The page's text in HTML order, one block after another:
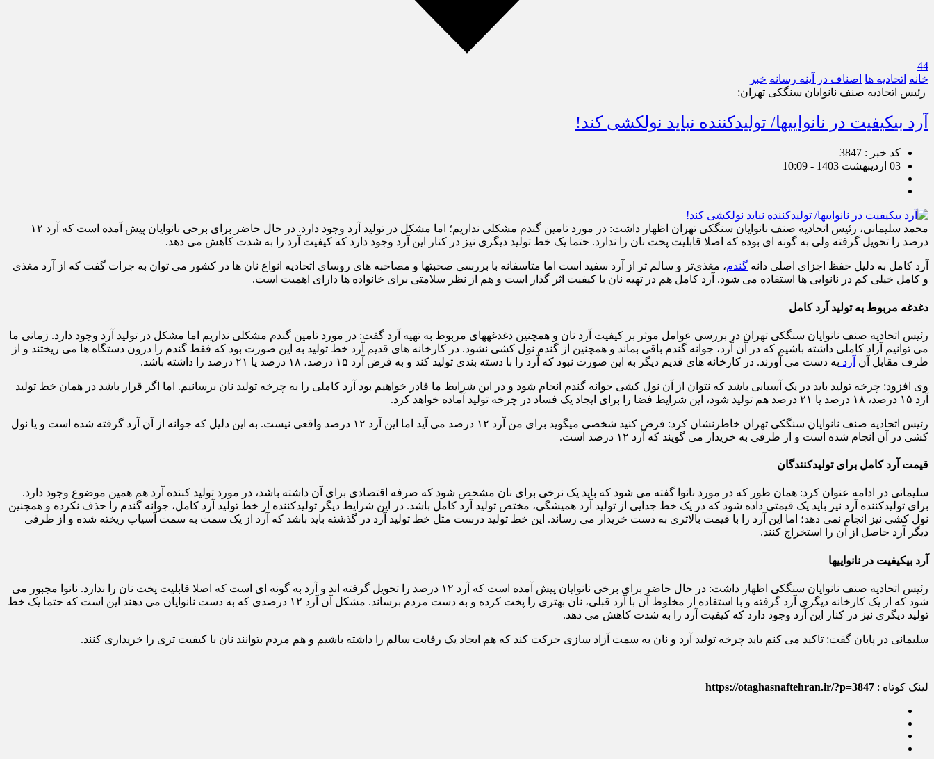
44
خانه اتحادیه ها اصناف در آینه رسانه خبر
رئیس اتحادیه صنف نانوایان سنگکی تهران:
آرد بی‎کیفیت در نانوایی‎ها/ تولیدکننده نباید نول‎کشی کند!
کد خبر : 3847
03 اردیبهشت 1403 - 10:09
محمد سلیمانی، رئیس اتحادیه صنف نانوایان سنگکی تهران اظهار داشت: در مورد تامین گندم مشکلی نداریم؛ اما مشکل در تولید آرد وجود دارد. در حال حاضر برای برخی نانوایان پیش آمده است که آرد ۱۲
درصد را تحویل گرفته ولی به گونه ای بوده که اصلا قابلیت پخت نان را ندارد. حتما یک خط تولید دیگری نیز در کنار این آرد وجود دارد که کیفیت آرد را به شدت کاهش می دهد.
آرد کامل به دلیل حفظ اجزای اصلی دانه گندم
، مغذی‌تر و سالم ‌تر از آرد سفید است اما متاسفانه با بررسی صحبت‎ها و مصاحبه های روسای اتحادیه انواع نان ها در کشور می توان به جرات گفت که از آرد مغذی
و کامل خیلی کم در نانوایی ها استفاده می شود. آرد کامل هم در تهیه نان با کیفیت اثر گذار است و هم از نظر سلامتی برای خانواده ها دارای اهمیت است.
دغدغه مربوط به تولید آرد کامل
رئیس اتحادیه صنف نانوایان سنگکی تهران در بررسی عوامل موثر بر کیفیت آرد نان و همچنین دغدغه‎های مربوط به تهیه آرد گفت: در مورد تامین گندم مشکلی نداریم اما مشکل در تولید آرد وجود دارد. زمانی ما
می توانیم آراد کاملی داشته باشیم که در آن آرد، جوانه گندم باقی بماند و همچنین از گندم نول کشی نشود. در کارخانه های قدیم آرد خط تولید به این صورت بود که فقط گندم را درون دستگاه ها می ریختند و از
طرف مقابل آن آرد به دست می آورند. در کارخانه های قدیم دیگر به این صورت نبود که آرد را با دسته بندی تولید کند و به فرض آرد ۱۵ درصد، ۱۸ درصد یا ۲۱ درصد را داشته باشد.
وی افزود: چرخه تولید باید در یک آسیابی باشد که نتوان از آن نول کشی جوانه گندم انجام شود و در این شرایط ما قادر خواهیم بود آرد کاملی را به چرخه تولید نان برسانیم. اما اگر قرار باشد در همان خط تولید
آرد ۱۵ درصد، ۱۸ درصد یا ۲۱ درصد هم تولید شود، این شرایط فضا را برای ایجاد یک فساد در چرخه تولید آماده خواهد کرد.
رئیس اتحادیه صنف نانوایان سنگکی تهران خاطرنشان کرد: فرض کنید شخصی می‎گوید برای من آرد ۱۲ درصد می آید اما این آرد ۱۲ درصد واقعی نیست. به این دلیل که جوانه از آن آرد گرفته شده است و یا نول
کشی در آن انجام شده است و از طرفی به خریدار می گویند که آرد ۱۲ درصد است.
قیمت آرد کامل برای تولیدکنندگان
سلیمانی در ادامه عنوان کرد: همان طور که در مورد نانوا گفته می شود که باید یک نرخی برای نان مشخص شود که صرفه اقتصادی برای آن داشته باشد، در مورد تولید کننده آرد هم همین موضوع وجود دارد.
برای تولیدکننده آرد نیز باید یک قیمتی داده شود که در یک خط جدایی از تولید آرد همیشگی، مختص تولید آرد کامل باشد. در این شرایط دیگر تولیدکننده از خط تولید آرد کامل، جوانه گندم را حذف نکرده و همچنین
نول کشی نیز انجام نمی دهد؛ اما این آرد را با قیمت بالاتری به دست خریدار می رساند. این خط تولید درست مثل خط تولید آرد در گذشته باید باشد که آرد از یک سمت به سمت آسیاب ریخته شده و از طرفی
دیگر آرد حاصل از آن را استخراج کنند.
آرد بی‎کیفیت در نانوایی‎ها
رئیس اتحادیه صنف نانوایان سنگکی اظهار داشت: در حال حاضر برای برخی نانوایان پیش آمده است که آرد ۱۲ درصد را تحویل گرفته اند و آرد به گونه ای است که اصلا قابلیت پخت نان را ندارد. نانوا مجبور می
شود که از یک کارخانه دیگری آرد گرفته و با استفاده از مخلوط آن با آرد قبلی، نان بهتری را پخت کرده و به دست مردم برساند. مشکل آن آرد ۱۲ درصدی که به دست نانوایان می دهند این است که حتما یک خط
تولید دیگری نیز در کنار این آرد وجود دارد که کیفیت آرد را به شدت کاهش می دهد.
سلیمانی در پایان گفت: تاکید می کنم باید چرخه تولید آرد و نان به سمت آزاد سازی حرکت کند که هم ایجاد یک رقابت سالم را داشته باشیم و هم مردم بتوانند نان با کیفیت تری را خریداری کنند.
لینک کوتاه : https://otaghasnaftehran.ir/?p=3847